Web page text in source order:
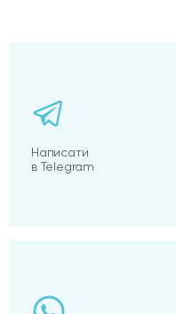
Написати
в Telegram